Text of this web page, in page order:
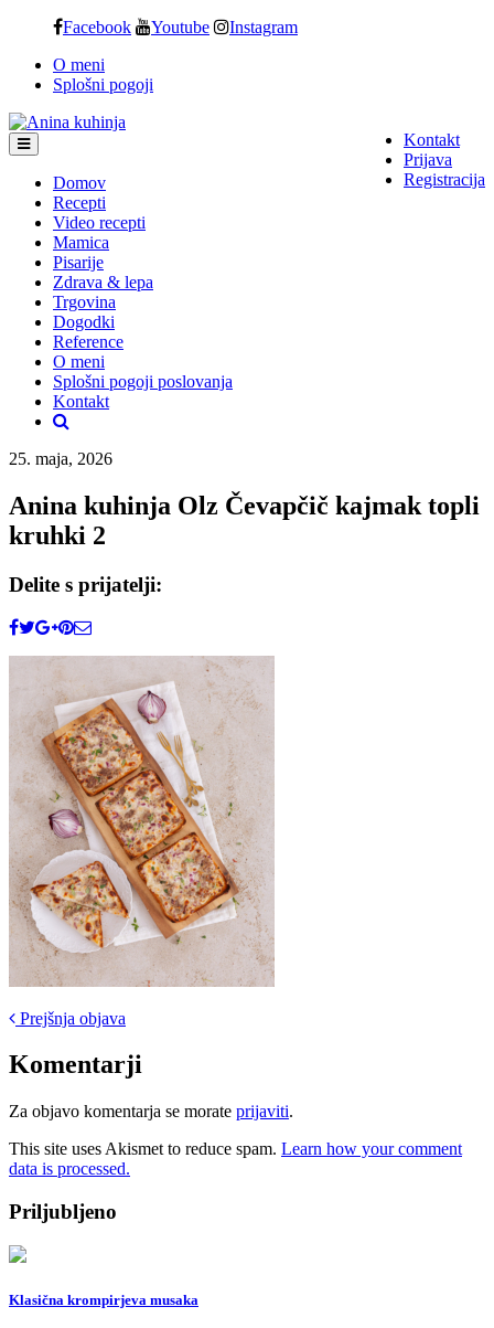
content
Facebook Youtube Instagram
O meni
Splošni pogoji
Kontakt
Prijava
Registracija
Domov
Recepti
Video recepti
Mamica
Pisarije
Zdrava & lepa
Trgovina
Dogodki
Reference
O meni
Splošni pogoji poslovanja
Kontakt
25. maja, 2026
Anina kuhinja Olz Čevapčič kajmak topli
kruhki 2
Delite s prijatelji:
Post
navigation
Prejšnja objava
Komentarji
Za objavo komentarja se morate prijaviti.
This site uses Akismet to reduce spam. Learn how your comment
data is processed.
Priljubljeno
Klasična krompirjeva musaka